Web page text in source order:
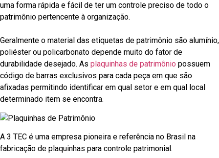
uma forma rápida e fácil de ter um controle preciso de todo o
patrimônio pertencente à organização.
Geralmente o material das etiquetas de patrimônio são alumínio,
poliéster ou policarbonato depende muito do fator de
durabilidade desejado. As plaquinhas de patrimônio possuem
código de barras exclusivos para cada peça em que são
afixadas permitindo identificar em qual setor e em qual local
determinado item se encontra.
A 3 TEC é uma empresa pioneira e referência no Brasil na
fabricação de plaquinhas para controle patrimonial.